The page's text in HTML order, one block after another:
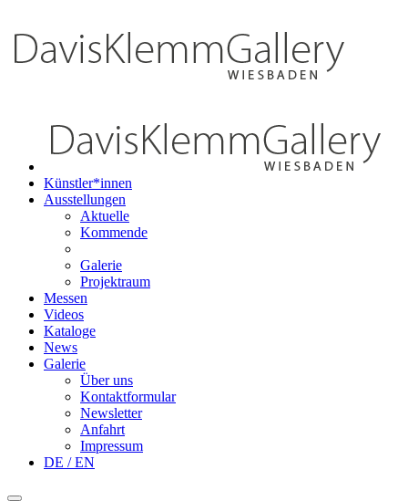
Künstler*innen
Ausstellungen
Aktuelle
Kommende
Galerie
Projektraum
Messen
Videos
Kataloge
News
Galerie
Über uns
Kontaktformular
Newsletter
Anfahrt
Impressum
DE / EN